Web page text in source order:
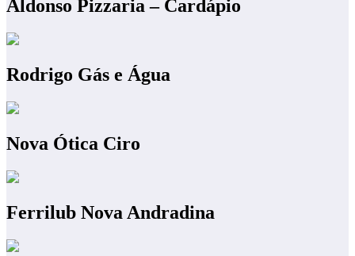
Aldonso Pizzaria – Cardápio
Rodrigo Gás e Água
Nova Ótica Ciro
Ferrilub Nova Andradina